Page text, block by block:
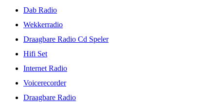
Dab Radio
Wekkerradio
Draagbare Radio Cd Speler
Hifi Set
Internet Radio
Voicerecorder
Draagbare Radio